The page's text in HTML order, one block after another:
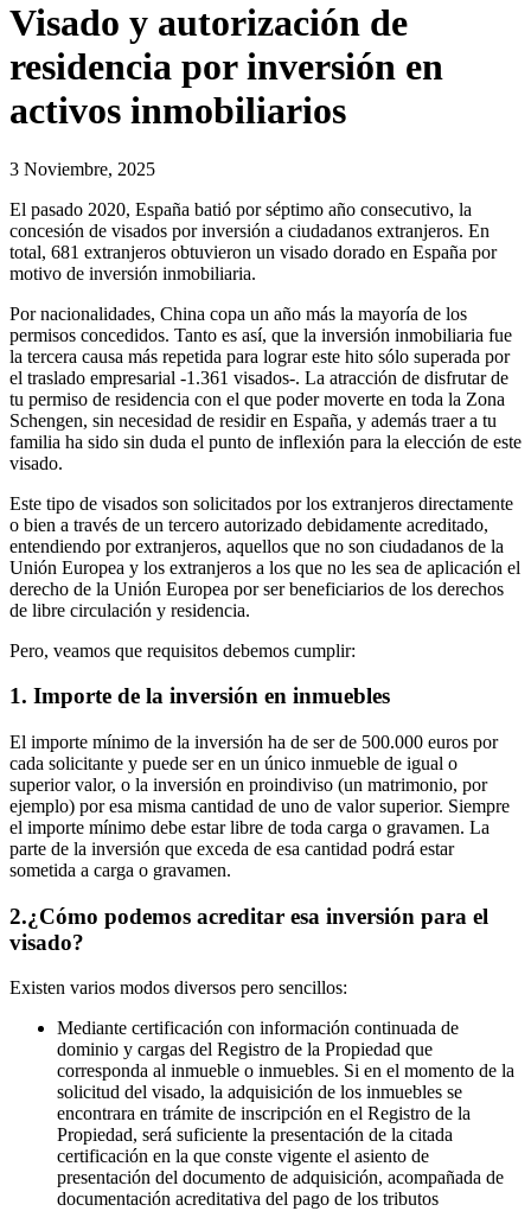
Visado y autorización de
residencia por inversión en
activos inmobiliarios
3 Noviembre, 2025
El pasado 2020, España batió por séptimo año consecutivo, la
concesión de visados por inversión a ciudadanos extranjeros. En
total, 681 extranjeros obtuvieron un visado dorado en España por
motivo de inversión inmobiliaria.
Por nacionalidades, China copa un año más la mayoría de los
permisos concedidos. Tanto es así, que la inversión inmobiliaria fue
la tercera causa más repetida para lograr este hito sólo superada por
el traslado empresarial -1.361 visados-. La atracción de disfrutar de
tu permiso de residencia con el que poder moverte en toda la Zona
Schengen, sin necesidad de residir en España, y además traer a tu
familia ha sido sin duda el punto de inflexión para la elección de este
visado.
Este tipo de visados son solicitados por los extranjeros directamente
o bien a través de un tercero autorizado debidamente acreditado,
entendiendo por extranjeros, aquellos que no son ciudadanos de la
Unión Europea y los extranjeros a los que no les sea de aplicación el
derecho de la Unión Europea por ser beneficiarios de los derechos
de libre circulación y residencia.
Pero, veamos que requisitos debemos cumplir:
1. Importe de la inversión en inmuebles
El importe mínimo de la inversión ha de ser de 500.000 euros por
cada solicitante y puede ser en un único inmueble de igual o
superior valor, o la inversión en proindiviso (un matrimonio, por
ejemplo) por esa misma cantidad de uno de valor superior. Siempre
el importe mínimo debe estar libre de toda carga o gravamen. La
parte de la inversión que exceda de esa cantidad podrá estar
sometida a carga o gravamen.
2.¿Cómo podemos acreditar esa inversión para el
visado?
Existen varios modos diversos pero sencillos:
Mediante certificación con información continuada de
dominio y cargas del Registro de la Propiedad que
corresponda al inmueble o inmuebles. Si en el momento de la
solicitud del visado, la adquisición de los inmuebles se
encontrara en trámite de inscripción en el Registro de la
Propiedad, será suficiente la presentación de la citada
certificación en la que conste vigente el asiento de
presentación del documento de adquisición, acompañada de
documentación acreditativa del pago de los tributos